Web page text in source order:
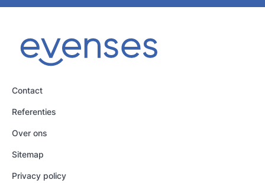
Contact
Referenties
Over ons
Sitemap
Privacy policy